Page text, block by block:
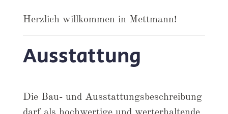
Herzlich willkommen in Mettmann!
Ausstattung
Die Bau- und Ausstattungsbeschreibung